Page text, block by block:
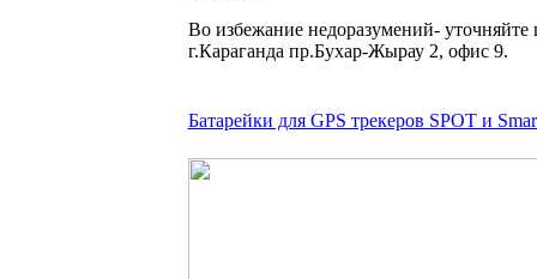
Во избежание недоразумений-
г.Караганда пр.Бухар-Жырау 2, офис 9.
Батарейки для GPS трекеров SPOT и